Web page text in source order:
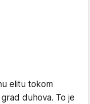
elitu tokom
duhova. To je